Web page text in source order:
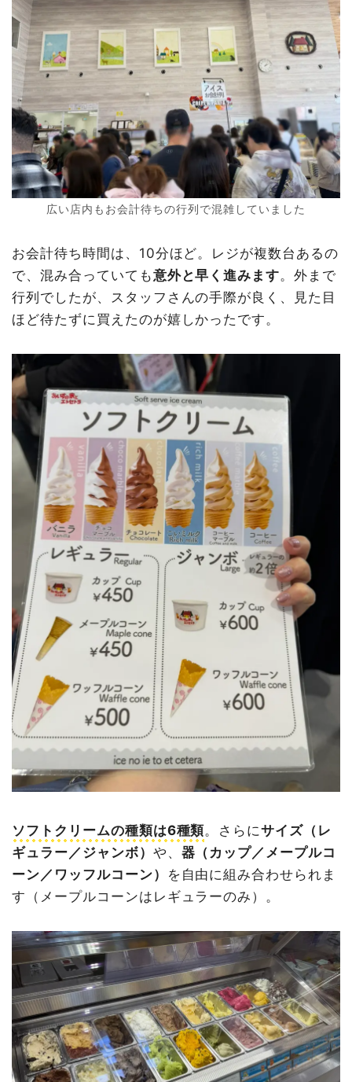
広い店内もお会計待ちの行列で混雑していました
お会計待ち時間は、10分ほど。レジが複数台あるの
で、混み合っていても意外と早く進みます。外まで
行列でしたが、スタッフさんの手際が良く、見た目
ほど待たずに買えたのが嬉しかったです。
ソフトクリームの種類は6種類。さらにサイズ（レ
ギュラー／ジャンボ） や、 器（カップ／メープルコ
ーン／ワッフルコーン）
を自由に組み合わせられま
す（メープルコーンはレギュラーのみ）。